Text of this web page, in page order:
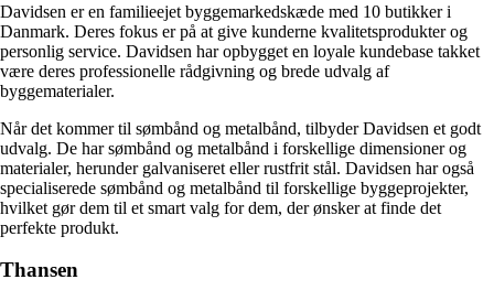
Davidsen er en familieejet byggemarkedskæde med 10 butikker i
Danmark. Deres fokus er på at give kunderne kvalitetsprodukter og
personlig service. Davidsen har opbygget en loyale kundebase takket
være deres professionelle rådgivning og brede udvalg af
byggematerialer.
Når det kommer til sømbånd og metalbånd, tilbyder Davidsen et godt
udvalg. De har sømbånd og metalbånd i forskellige dimensioner og
materialer, herunder galvaniseret eller rustfrit stål. Davidsen har også
specialiserede sømbånd og metalbånd til forskellige byggeprojekter,
hvilket gør dem til et smart valg for dem, der ønsker at finde det
perfekte produkt.
Thansen